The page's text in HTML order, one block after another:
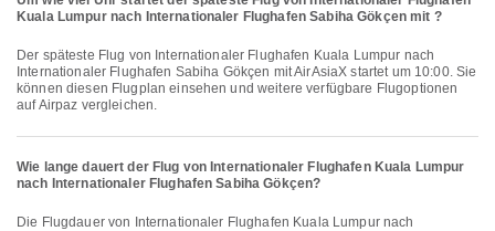
Kuala Lumpur nach Internationaler Flughafen Sabiha Gökçen mit ?
Der späteste Flug von Internationaler Flughafen Kuala Lumpur nach
Internationaler Flughafen Sabiha Gökçen mit AirAsiaX startet um 10:00. Sie
können diesen Flugplan einsehen und weitere verfügbare Flugoptionen
auf Airpaz vergleichen.
Wie lange dauert der Flug von Internationaler Flughafen Kuala Lumpur
nach Internationaler Flughafen Sabiha Gökçen?
Die Flugdauer von Internationaler Flughafen Kuala Lumpur nach